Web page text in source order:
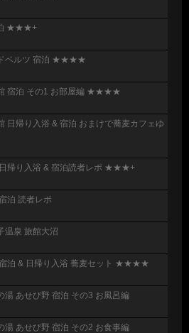
泊 ★★★+
ドベルツ 宿泊 ★★★★
館 宿泊 その1 お部屋編 ★★★★
日帰り入浴 & 宿泊 おまけで蕎麦カフェゆ
日帰り入浴 & 宿泊読者レポ ★★★+
泊 読者レポ
温泉 旅館大沼
宿泊 & 日帰り入浴 蕎麦セット ★★★★
湯 あせび野 宿泊 その3 お風呂編
湯 あせび野 宿泊 その2 お食事編